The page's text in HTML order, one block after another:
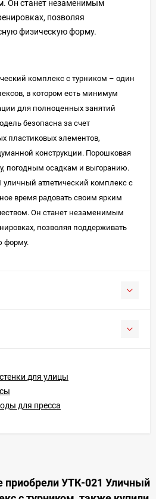
Он станет незаменимым
позволяя
физическую форму.
комплекс с турником – один
в котором есть минимум
для полноценных занятий
безопасна за счет
пластиковых элементов,
конструкции. Порошковая
погодным осадкам и выгоранию.
уличный атлетический комплекс с
время радовать своим ярким
Он станет незаменимым
позволяя поддерживать
форму.
для улицы
для пресса
приобрели УТК-021 Уличный